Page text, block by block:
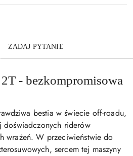
ZADAJ PYTANIE
- bezkompromisowa
bestia w świecie off-roadu,
doświadczonych riderów
wrażeń. W przeciwieństwie do
sercem tej maszyny